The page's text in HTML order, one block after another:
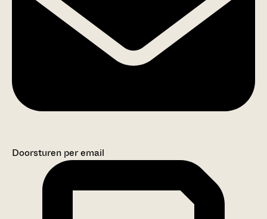
Doorsturen per email